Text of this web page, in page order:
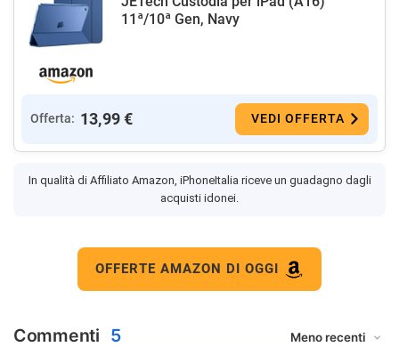
11ª/10ª Gen, Navy
Offerta: 13,99 € VEDI OFFERTA
In qualità di Affiliato Amazon, iPhoneItalia riceve un guadagno dagli
acquisti idonei.
OFFERTE AMAZON DI OGGI
Commenti 5